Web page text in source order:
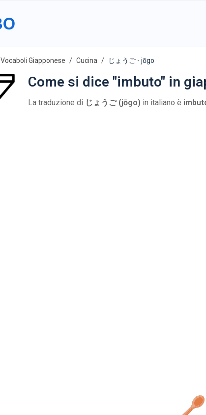
Vocaboli Giapponese Cucina じょうご - jōgo
Come si dice "imbuto" in
La traduzione di じょうご (jōgo) in italiano è